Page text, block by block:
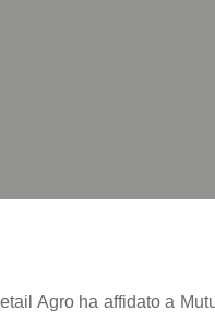
Agro ha affidato a